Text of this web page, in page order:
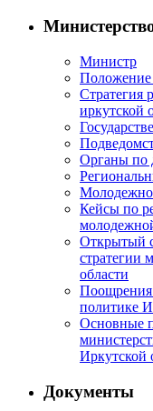
Министр
Положение
Стратегия
иркутской
Органы по
Кейсы по
Открытый
стратегии
области
Поощрения
политике
Основные
Иркутской
Документы